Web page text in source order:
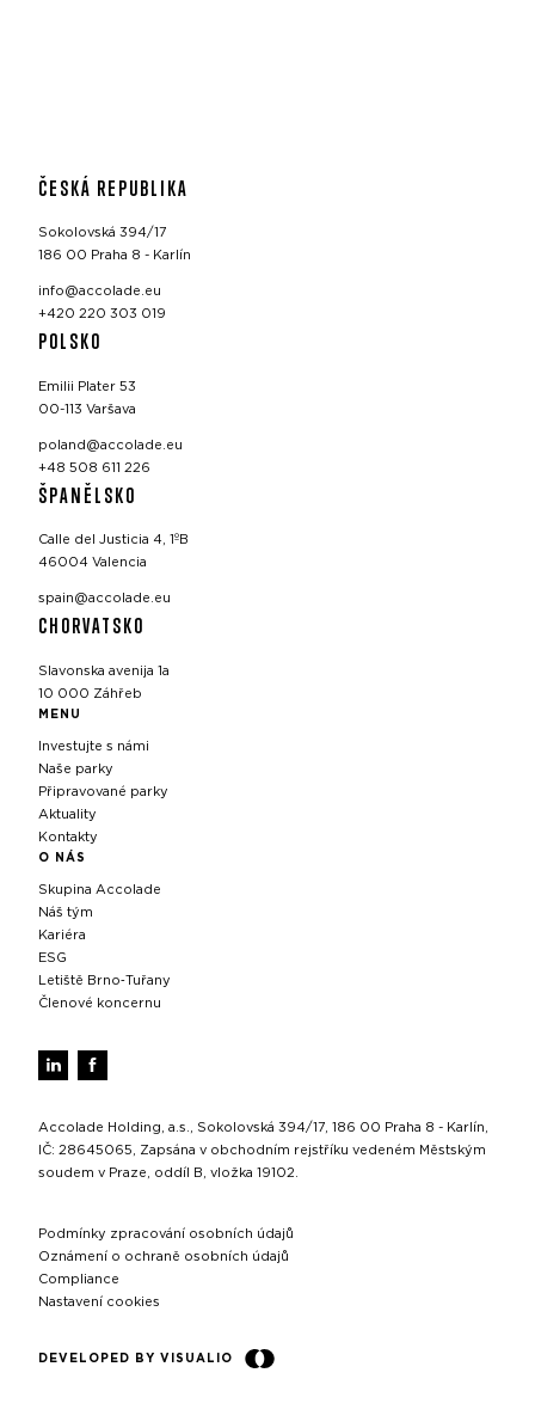
ČESKÁ REPUBLIKA
Sokolovská 394/17
186 00 Praha 8 - Karlín
info@accolade.eu
+420 220 303 019
POLSKO
Emilii Plater 53
00-113 Varšava
poland@accolade.eu
+48 508 611 226
ŠPANĚLSKO
Calle del Justicia 4, 1ºB
46004 Valencia
spain@accolade.eu
CHORVATSKO
Slavonska avenija 1a
10 000 Záhřeb
MENU
Investujte s námi
Naše parky
Připravované parky
Aktuality
Kontakty
O NÁS
Skupina Accolade
Náš tým
Kariéra
ESG
Letiště Brno‑Tuřany
Členové koncernu
Accolade Holding, a.s., Sokolovská 394/17, 186 00 Praha 8 - Karlín,
IČ: 28645065, Zapsána v obchodním rejstříku vedeném Městským
soudem v Praze, oddíl B, vložka 19102.
Podmínky zpracování osobních údajů
Oznámení o ochraně osobních údajů
Compliance
Nastavení cookies
DEVELOPED BY VISUALIO